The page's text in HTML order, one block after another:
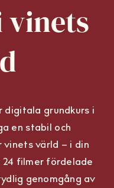
vinets
digitala grundkurs i
en stabil och
värld – i din
24 filmer fördelade
genomgång av